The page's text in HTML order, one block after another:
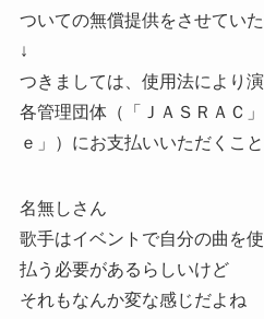
ついての無償提供をさせてい
↓
つきましては、使用法により
各管理団体（「ＪＡＳＲＡＣ
ｅ」）にお支払いいただくこと
名無しさん
歌手はイベントで自分の曲を
払う必要があるらしいけど
それもなんか変な感じだよね